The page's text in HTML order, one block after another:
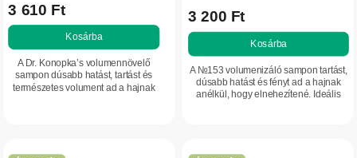
t
á
a
3 610 Ft
Kosárba
A Dr. Konopka’s volumennövelő
sampon dúsabb hatást, tartást és
természetes volument ad a hajnak
3 200 Ft
Kosárba
A №153 volumenizáló sampon tartást,
dúsabb hatást és fényt ad a hajnak
anélkül, hogy elnehezítené. Ideális